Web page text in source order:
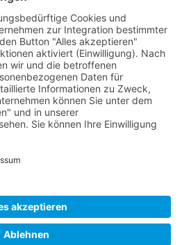
Erich Roiser GmbH